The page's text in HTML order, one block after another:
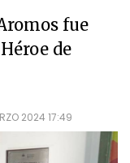
fue
de
2024 17:49